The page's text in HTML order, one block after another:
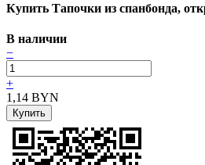
Купить Тапочки из спанбонда,
В наличии
−
+
1,14 BYN